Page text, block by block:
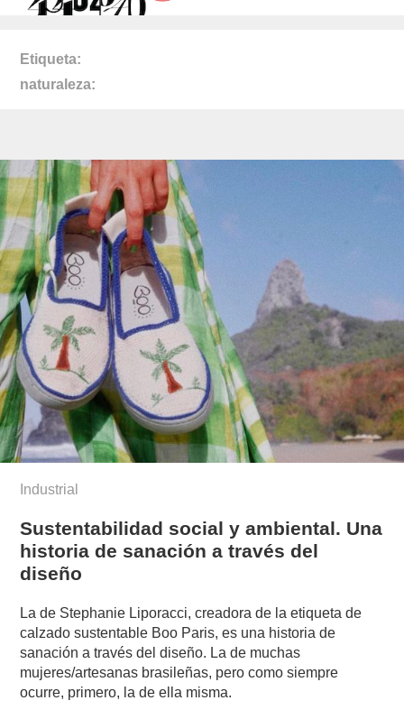
Etiqueta
naturaleza
Industrial
Sustentabilidad social y ambiental. Una
historia de sanación a través del
diseño
La de Stephanie Liporacci, creadora de la etiqueta de
calzado sustentable Boo Paris, es una historia de
sanación a través del diseño. La de muchas
mujeres/artesanas brasileñas, pero como siempre
ocurre, primero, la de ella misma.